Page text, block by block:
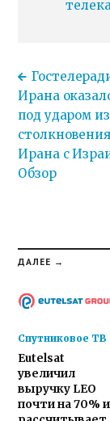
Ирана
под ударом
столкновения
Ирана с
Обзор
ДАЛЕЕ →
Спутниковое ТВ
Eutelsat
увеличил
выручку LEO
почти на 70% и